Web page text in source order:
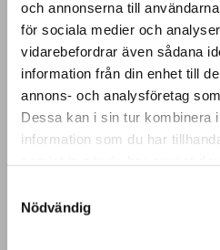
och annonserna till
för sociala medier och
vidarebefordrar även sådana
information från din enhet till
annons- och analysföretag
Dessa kan i sin tur kombinera
information som du har
Nödvändig